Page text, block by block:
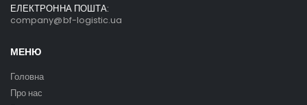
ЕЛЕКТРОННА ПОШТА:
company@bf-logistic.ua
МЕНЮ
Головна
Про нас